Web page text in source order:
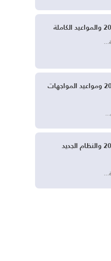
جدول مباريات الزمالك في الدوري المصري 2026/2027 ومواعيد المواجهات
جدول مباريات الأهلي في الدوري المصري 2026/2027 والنظام الجديد